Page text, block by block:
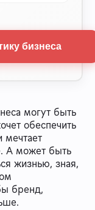
бизнеса
могут быть
обеспечить
А может быть
жизнью, зная,
бренд,